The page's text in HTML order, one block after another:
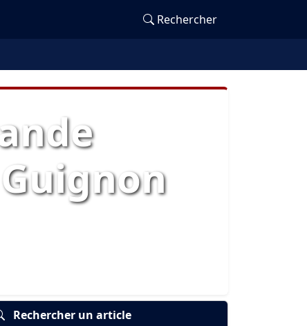
Rechercher
Rechercher un article